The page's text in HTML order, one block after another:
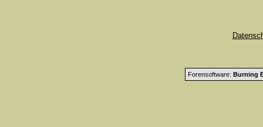
Forensoftware: Burning